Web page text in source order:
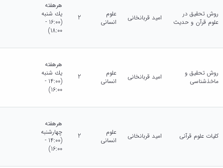
روش تحقیق در
علوم قرآن و حدیث
امید قربانخانی
علوم
انسانی
2
هرهفته
يك شنبه
(16:00 -
18:00)
روش تحقیق و
ماخذشناسی
امید قربانخانی
علوم
انسانی
2
هرهفته
يك شنبه
(14:00 -
16:00)
کلیات علوم قرآنی امید قربانخانی
علوم
انسانی
2
هرهفته
چهارشنبه
(14:00 -
16:00)